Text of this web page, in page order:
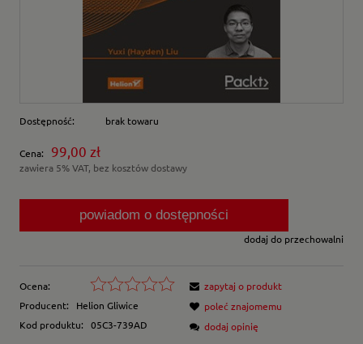
Dostępność: brak towaru
Cena: 99,00 zł
zawiera 5% VAT, bez kosztów dostawy
powiadom o dostępności
dodaj do przechowalni
Ocena:
Producent:
Helion Gliwice
Kod produktu:
05C3-739AD
zapytaj o produkt
poleć znajomemu
dodaj opinię